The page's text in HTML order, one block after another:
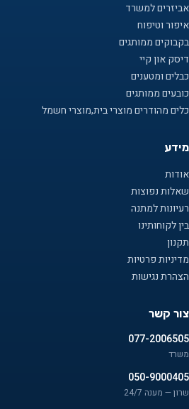
אביזרים למשרד
איפור וטיפוח
בקבוקים ממותגים
דיסק און קיי
כבלים ומטענים
כובעים ממותגים
כלים מהודרים מוצרי בית,מוצרי חשמל
מידע
אודות
שאלות נפוצות
רעיונות למתנה
בין לקוחותינו
תקנון
מדיניות פרטיות
הצהרת נגישות
צור קשר
077-2006505
משרד
050-9000405
שרון — מענה 24/7